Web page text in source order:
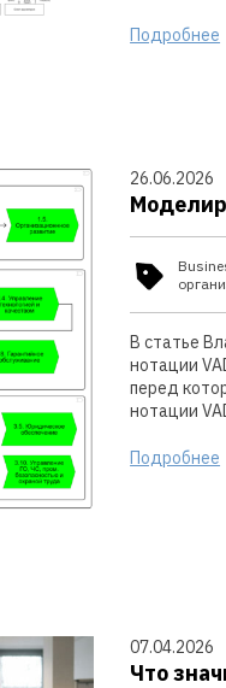
Подробнее
26.06.2026
В статье
нотации
перед
нотации
Подробнее
07.04.2026
Что